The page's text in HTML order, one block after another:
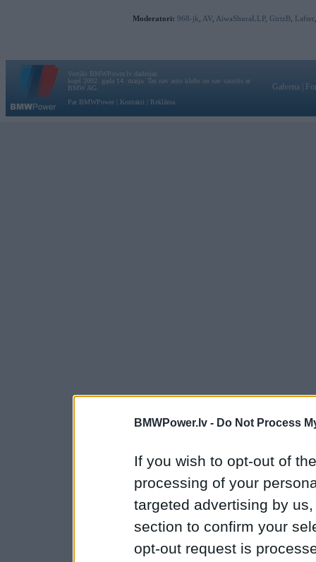
BMWPower.lv - Do Not Process
If you wish to opt-out of
processing of your
targeted advertising by
section to confirm your
opt-out request is
Moderatori: 968-jk AV AiwaShuraLLP, GirtzB Lafter
Vortāls BMWPower.lv darbojas
kopš 2002. gada 14. maija. Tas nav auto klubs un nav saistīts ar
BMW AG.
Par BMWPower
Kontakti Reklāma
Galvena